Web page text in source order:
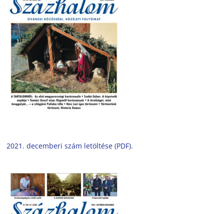
2021. decemberi szám letöltése (PDF).